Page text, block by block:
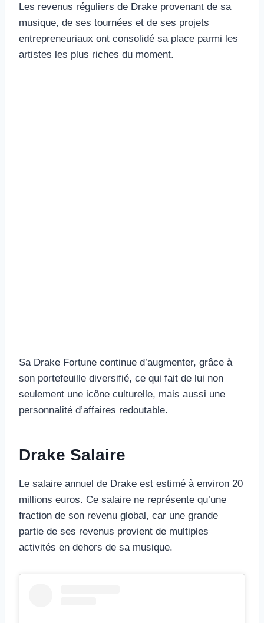
Les revenus réguliers de Drake provenant de sa
musique, de ses tournées et de ses projets
entrepreneuriaux ont consolidé sa place parmi les
artistes les plus riches du moment.
Sa Drake Fortune continue d’augmenter, grâce à
son portefeuille diversifié, ce qui fait de lui non
seulement une icône culturelle, mais aussi une
personnalité d’affaires redoutable.
Drake Salaire
Le salaire annuel de Drake est estimé à environ 20
millions euros. Ce salaire ne représente qu’une
fraction de son revenu global, car une grande
partie de ses revenus provient de multiples
activités en dehors de sa musique.